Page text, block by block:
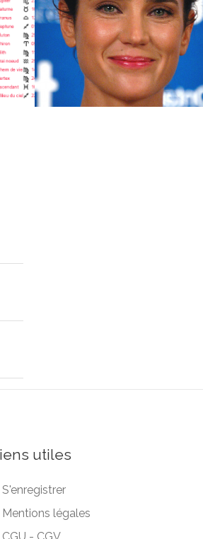
utiles
S'enregistrer
Mentions légales